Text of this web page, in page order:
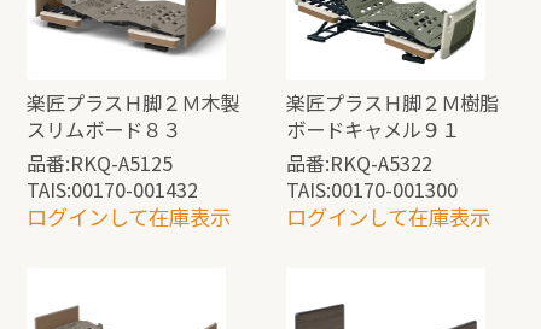
楽匠プラスＨ脚２Ｍ木製
スリムボード８３
品番:RKQ-A5125
TAIS:00170-001432
ログインして在庫表示
楽匠プラスＨ脚２Ｍ樹脂
ボードキャメル９１
品番:RKQ-A5322
TAIS:00170-001300
ログインして在庫表示